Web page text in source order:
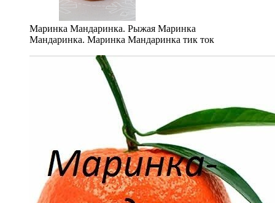
Маринка Мандаринка. Рыжая Маринка
Мандаринка. Маринка Мандаринка тик ток